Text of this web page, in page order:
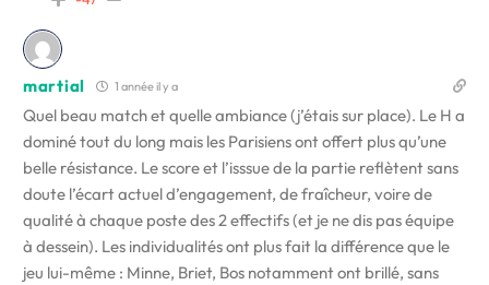
martial 1 année il y a
Quel beau match et quelle ambiance (j’étais sur place). Le H a
dominé tout du long mais les Parisiens ont offert plus qu’une
belle résistance. Le score et l’isssue de la partie reflètent sans
doute l’écart actuel d’engagement, de fraîcheur, voire de
qualité à chaque poste des 2 effectifs (et je ne dis pas équipe
à dessein). Les individualités ont plus fait la différence que le
jeu lui-même : Minne, Briet, Bos notamment ont brillé, sans